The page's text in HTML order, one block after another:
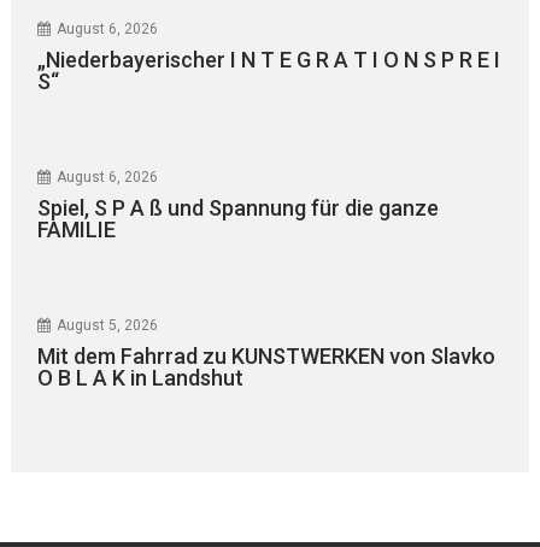
August 6, 2026
„Niederbayerischer I N T E G R A T I O N S P R E I
S“
August 6, 2026
Spiel, S P A ß und Spannung für die ganze
FAMILIE
August 5, 2026
Mit dem Fahrrad zu KUNSTWERKEN von Slavko
O B L A K in Landshut